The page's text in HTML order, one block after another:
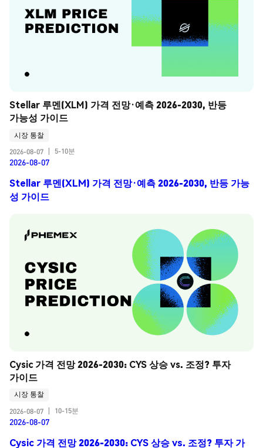
Stellar 루멘(XLM) 가격 전망·예측 2026-2030, 반등
가능성 가이드
시장 통찰
2026-08-07
5-10분
2026-08-07
Stellar 루멘(XLM) 가격 전망·예측 2026-2030, 반등 가능
성 가이드
Cysic 가격 전망 2026-2030: CYS 상승 vs. 조정? 투자
가이드
시장 통찰
2026-08-07
10-15분
2026-08-07
Cysic 가격 전망 2026-2030: CYS 상승 vs. 조정? 투자 가